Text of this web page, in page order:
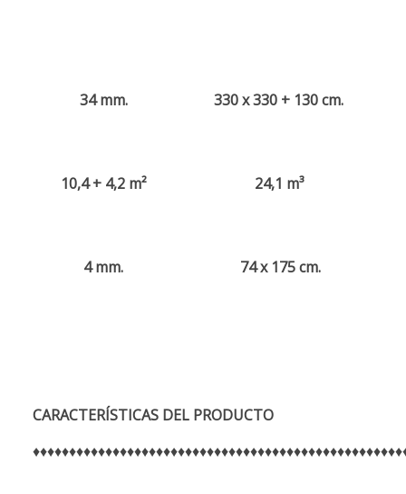
34 mm. 330 x 330 + 130 cm.
10,4 + 4,2 m² 24,1 m³
4 mm. 74 x 175 cm.
CARACTERÍSTICAS DEL PRODUCTO